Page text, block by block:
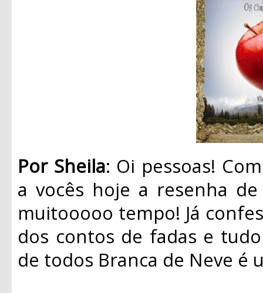
Por Sheila: Oi pessoas!
a vocês hoje a resenha
muitooooo tempo! Já
dos contos de fadas e
de todos Branca de Neve é